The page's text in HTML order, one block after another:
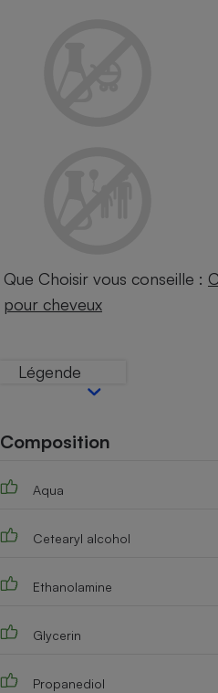
Que Choisir vous conseille :
pour cheveux
Légende
Composition
Aqua
Cetearyl alcohol
Ethanolamine
Glycerin
Propanediol